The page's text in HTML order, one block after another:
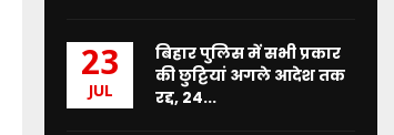
23
JUL
बिहार पुलिस में सभी प्रकार
की छुट्टियां अगले आदेश तक
रद्द, 24...